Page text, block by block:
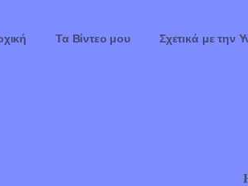
Τα Βίντεο μου Σχετικά με την